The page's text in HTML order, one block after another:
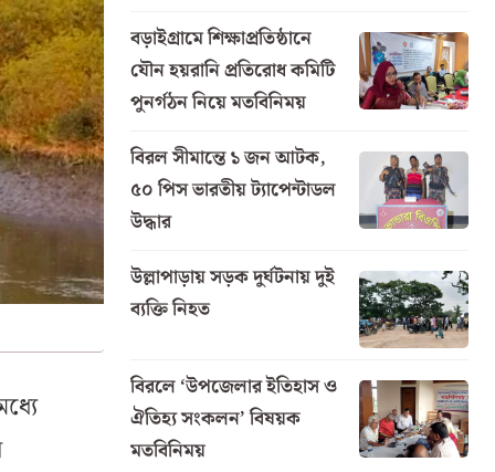
বড়াইগ্রামে শিক্ষাপ্রতিষ্ঠানে
যৌন হয়রানি প্রতিরোধ কমিটি
পুনর্গঠন নিয়ে মতবিনিময়
বিরল সীমান্তে ১ জন আটক,
৫০ পিস ভারতীয় ট্যাপেন্টাডল
উদ্ধার
উল্লাপাড়ায় সড়ক দুর্ঘটনায় দুই
ব্যক্তি নিহত
বিরলে ‘উপজেলার ইতিহাস ও
ঐতিহ্য সংকলন’ বিষয়ক
মতবিনিময়